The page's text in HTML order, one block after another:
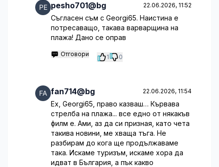
pesho701@bg 22.06.2026, 11:52
Съгласен съм с Georgi65. Наистина е
потресаващо, такава варварщина на
плажа! Дано се оправ
Отговори 1 0
fan714@bg 22.06.2026, 11:54
Ех, Georgi65, право казваш… Кървава
стрелба на плажа... все едно от някакъв
филм е. Ами, аз да си призная, като чета
такива новини, ме хваща тъга. Не
разбирам до кога ще продължаваме
така. Искаме туризъм, искаме хора да
идват в България, а пък какво